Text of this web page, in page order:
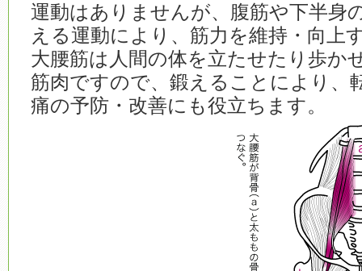
運動はありませんが、腹筋や下半身
える運動により、筋力を維持・向上
大腰筋は人間の体を立たせたり歩か
筋肉ですので、鍛えることにより、
痛の予防・改善にも役立ちます。